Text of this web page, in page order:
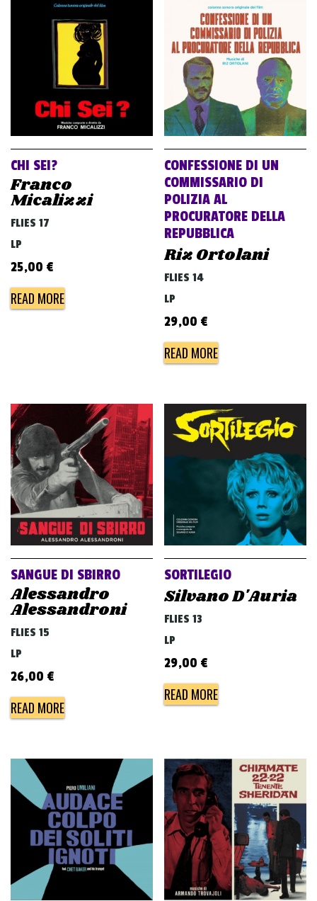
CHI SEI?
Franco
Micalizzi
FLIES 17
LP
25,00 €
READ MORE
CONFESSIONE DI UN
COMMISSARIO DI
POLIZIA AL
PROCURATORE DELLA
REPUBBLICA
Riz Ortolani
FLIES 14
LP
29,00 €
READ MORE
SANGUE DI SBIRRO
Alessandro
Alessandroni
FLIES 15
LP
26,00 €
READ MORE
SORTILEGIO
Silvano D'Auria
FLIES 13
LP
29,00 €
READ MORE